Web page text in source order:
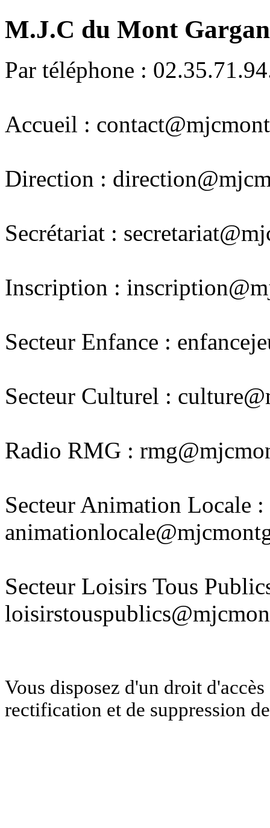
M.J.C du Mont
Par téléphone :
Accueil :
Direction :
Secrétariat :
Inscription :
Secteur Enfance :
Secteur Culturel :
Radio RMG :
Secteur Animation Locale :
Secteur Loisirs Tous
Vous disposez d'un droit
rectification et de suppression